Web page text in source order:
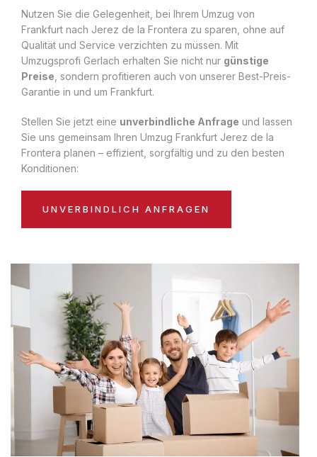
Nutzen Sie die Gelegenheit, bei Ihrem Umzug von
Frankfurt nach Jerez de la Frontera zu sparen, ohne auf
Qualität und Service verzichten zu müssen. Mit
Umzugsprofi Gerlach erhalten Sie nicht nur günstige
Preise , sondern profitieren auch von unserer Best-Preis-
Garantie in und um Frankfurt.
Stellen Sie jetzt eine unverbindliche Anfrage und lassen
Sie uns gemeinsam Ihren Umzug Frankfurt Jerez de la
Frontera planen – effizient, sorgfältig und zu den besten
Konditionen:
UNVERBINDLICH ANFRAGEN